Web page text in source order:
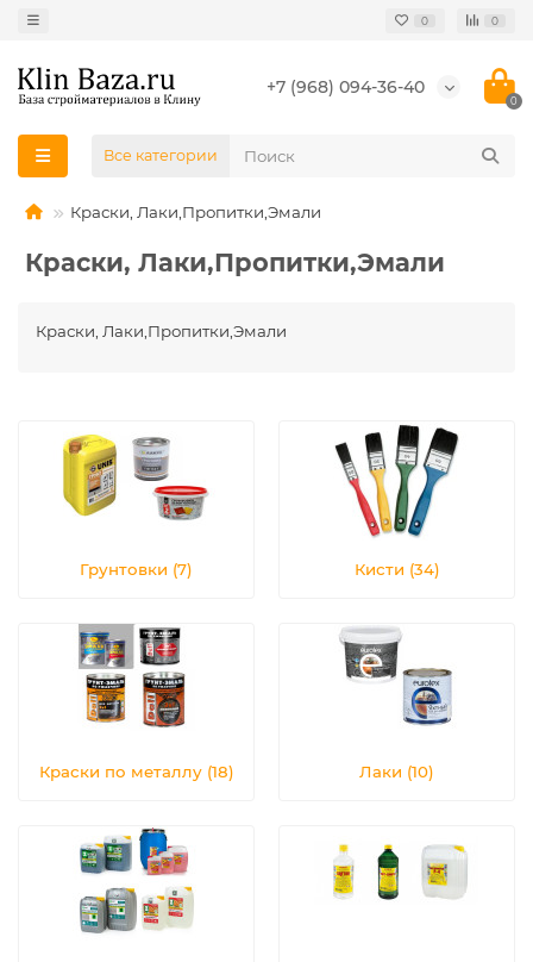
0 0
+7 (968) 094-36-40
0
Все категории
Краски, Лаки,Пропитки,Эмали
Краски, Лаки,Пропитки,Эмали
Краски, Лаки,Пропитки,Эмали
Грунтовки (7) Кисти (34)
Краски по металлу (18) Лаки (10)